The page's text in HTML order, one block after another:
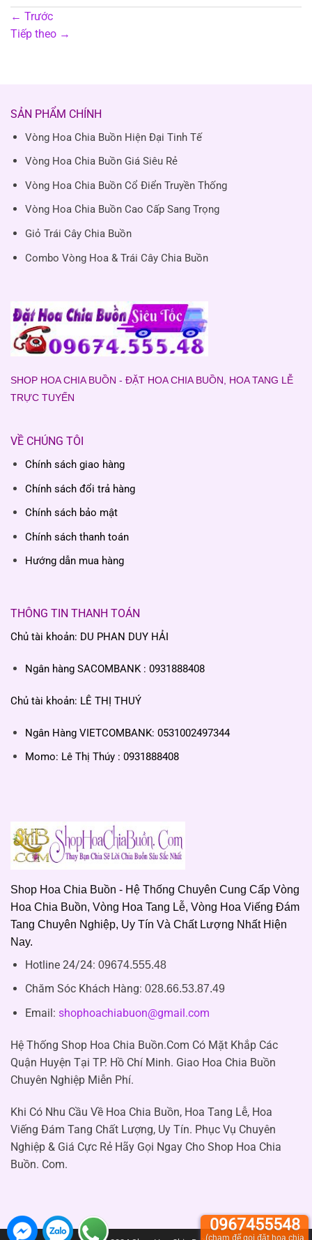
← Trước
Tiếp theo →
SẢN PHẨM CHÍNH
Vòng Hoa Chia Buồn Hiện Đại Tinh Tế
Vòng Hoa Chia Buồn Giá Siêu Rẻ
Vòng Hoa Chia Buồn Cổ Điển Truyền Thống
Vòng Hoa Chia Buồn Cao Cấp Sang Trọng
Giỏ Trái Cây Chia Buồn
Combo Vòng Hoa & Trái Cây Chia Buồn
SHOP HOA CHIA BUỒN - ĐẶT HOA CHIA BUỒN, HOA TANG LỄ
TRỰC TUYẾN
VỀ CHÚNG TÔI
Chính sách giao hàng
Chính sách đổi trả hàng
Chính sách bảo mật
Chính sách thanh toán
Hướng dẫn mua hàng
THÔNG TIN THANH TOÁN
Chủ tài khoản: DU PHAN DUY HẢI
Ngân hàng SACOMBANK : 0931888408
Chủ tài khoản: LÊ THỊ THUÝ
Ngân Hàng VIETCOMBANK: 0531002497344
Momo: Lê Thị Thúy : 0931888408
Shop Hoa Chia Buồn - Hệ Thống Chuyên Cung Cấp Vòng
Hoa Chia Buồn, Vòng Hoa Tang Lễ, Vòng Hoa Viếng Đám
Tang Chuyên Nghiệp, Uy Tín Và Chất Lượng Nhất Hiện
Nay.
Hotline 24/24: 09674.555.48
Chăm Sóc Khách Hàng: 028.66.53.87.49
Email: shophoachiabuon@gmail.com
Hệ Thống Shop Hoa Chia Buồn.Com Có Mặt Khắp Các
Quận Huyện Tại TP. Hồ Chí Minh. Giao Hoa Chia Buồn
Chuyên Nghiệp Miễn Phí.
Khi Có Nhu Cầu Về Hoa Chia Buồn, Hoa Tang Lễ, Hoa
Viếng Đám Tang Chất Lượng, Uy Tín. Phục Vụ Chuyên
Nghiệp & Giá Cực Rẻ Hãy Gọi Ngay Cho Shop Hoa Chia
Buồn. Com.
0967455548
(chạm để gọi đặt hoa chia